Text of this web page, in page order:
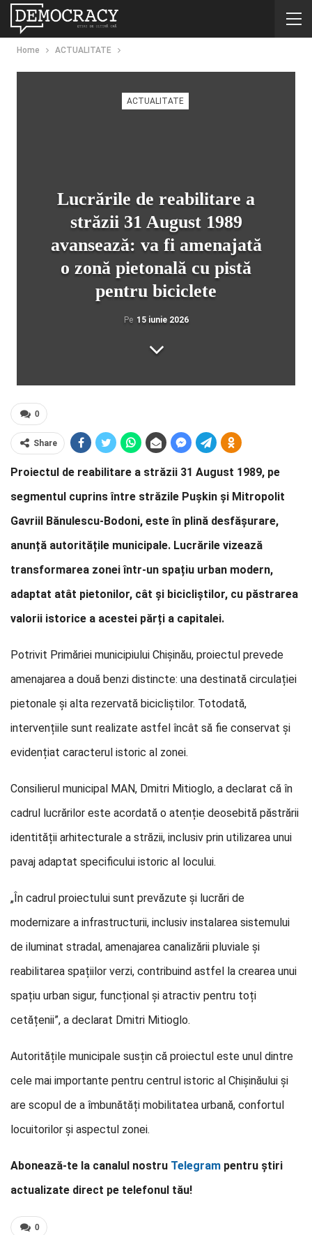
Home ACTUALITATE
ACTUALITATE
Lucrările de reabilitare a
străzii 31 August 1989
avansează: va fi amenajată
o zonă pietonală cu pistă
pentru biciclete
Pe 15 iunie 2026
0
Share
Proiectul de reabilitare a străzii 31 August 1989, pe
segmentul cuprins între străzile Pușkin și Mitropolit
Gavriil Bănulescu-Bodoni, este în plină desfășurare,
anunță autoritățile municipale. Lucrările vizează
transformarea zonei într-un spațiu urban modern,
adaptat atât pietonilor, cât și bicicliștilor, cu păstrarea
valorii istorice a acestei părți a capitalei.
Potrivit Primăriei municipiului Chișinău, proiectul prevede
amenajarea a două benzi distincte: una destinată circulației
pietonale și alta rezervată bicicliștilor. Totodată,
intervențiile sunt realizate astfel încât să fie conservat și
evidențiat caracterul istoric al zonei.
Consilierul municipal MAN, Dmitri Mitioglo, a declarat că în
cadrul lucrărilor este acordată o atenție deosebită păstrării
identității arhitecturale a străzii, inclusiv prin utilizarea unui
pavaj adaptat specificului istoric al locului.
„În cadrul proiectului sunt prevăzute și lucrări de
modernizare a infrastructurii, inclusiv instalarea sistemului
de iluminat stradal, amenajarea canalizării pluviale și
reabilitarea spațiilor verzi, contribuind astfel la crearea unui
spațiu urban sigur, funcțional și atractiv pentru toți
cetățenii”, a declarat Dmitri Mitioglo.
Autoritățile municipale susțin că proiectul este unul dintre
cele mai importante pentru centrul istoric al Chișinăului și
are scopul de a îmbunătăți mobilitatea urbană, confortul
locuitorilor și aspectul zonei.
Abonează-te la canalul nostru Telegram pentru știri
actualizate direct pe telefonul tău!
0